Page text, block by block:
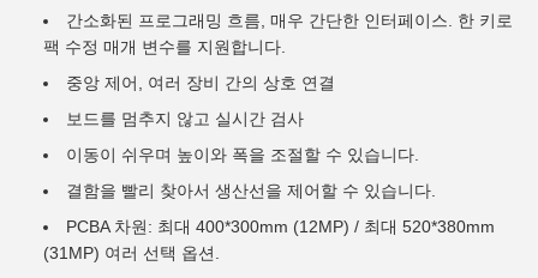
간소화된 프로그래밍 흐름, 매우 간단한 인터페이스. 한 키로
팩 수정 매개 변수를 지원합니다.
중앙 제어, 여러 장비 간의 상호 연결
보드를 멈추지 않고 실시간 검사
이동이 쉬우며 높이와 폭을 조절할 수 있습니다.
결함을 빨리 찾아서 생산선을 제어할 수 있습니다.
PCBA 차원: 최대 400*300mm (12MP) / 최대 520*380mm
(31MP) 여러 선택 옵션.